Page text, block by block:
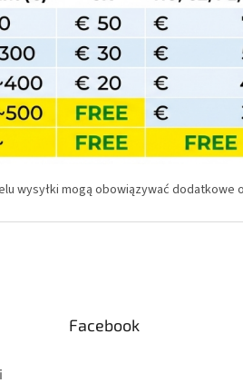
wysyłki mogą obowiązywać dodatkowe
Facebook